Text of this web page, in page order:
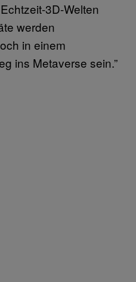
3D-Welten
werden
in einem
ins Metaverse sein.”